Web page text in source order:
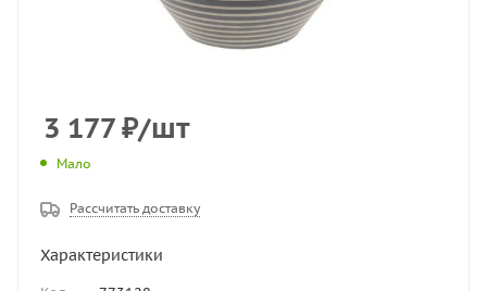
3 177₽/шт
Мало
Рассчитать доставку
Характеристики